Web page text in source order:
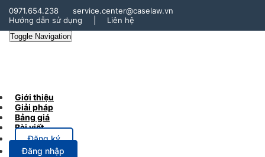
0971.654.238
service.center@caselaw.vn
Hướng dẫn sử dụng
Liên hệ
Toggle Navigation
Giới thiệu
Giải pháp
Bảng giá
Bài viết
Đăng ký
Đăng nhập